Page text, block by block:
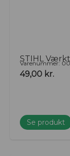
STIHL
Varenummer:
49,00 kr.
Se produkt